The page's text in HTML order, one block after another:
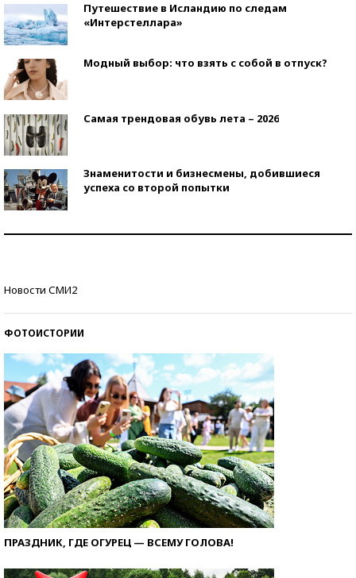
Путешествие в Исландию по следам
«Интерстеллара»
Модный выбор: что взять с собой в отпуск?
Самая трендовая обувь лета – 2026
Знаменитости и бизнесмены, добившиеся
успеха со второй попытки
Новости СМИ2
ФОТОИСТОРИИ
ПРАЗДНИК, ГДЕ ОГУРЕЦ — ВСЕМУ ГОЛОВА!